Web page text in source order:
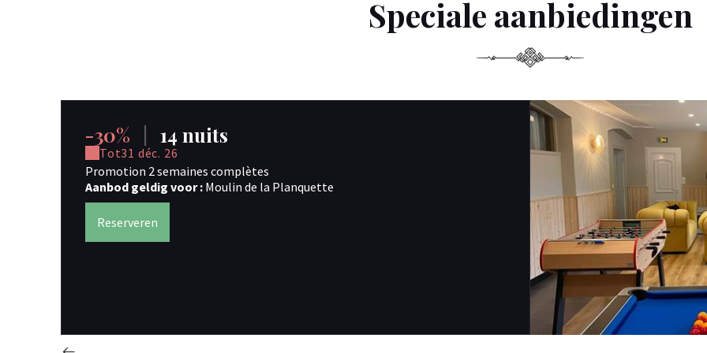
Speciale aanbiedingen
-30% 14 nuits
Tot31 déc. 26
Promotion 2 semaines complètes
Aanbod geldig voor : Moulin de la Planquette
Reserveren